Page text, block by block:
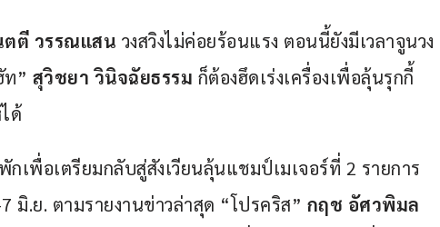
ตตี วรรณแสน วงสวิงไม่ค่อยร้อนแรง ตอนนี้ยังมีเวลาจูนวง
ท” สุวิชยา วินิจฉัยธรรม ก็ต้องฮึดเร่งเครื่องเพื่อลุ้นรุกกี้
ด้
พื่อเตรียมกลับสู่สังเวียนลุ้นแชมป์เมเจอร์ที่ 2 รายการ
มิ.ย. ตามรายงานข่าวล่าสุด “โปรคริส” กฤช อัศวพิมล